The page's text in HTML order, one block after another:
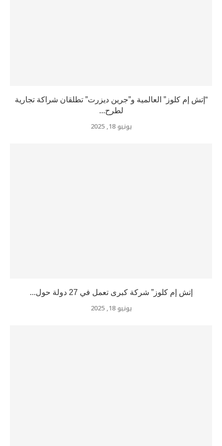
“إتش إم كلوز” العالمية و”جرين ديزرت” تطلقان شراكة تجارية
لطرح...
يونيو 18, 2025
إتش إم كلوز” شركة كبرى تعمل في 27 دولة حول...
يونيو 18, 2025